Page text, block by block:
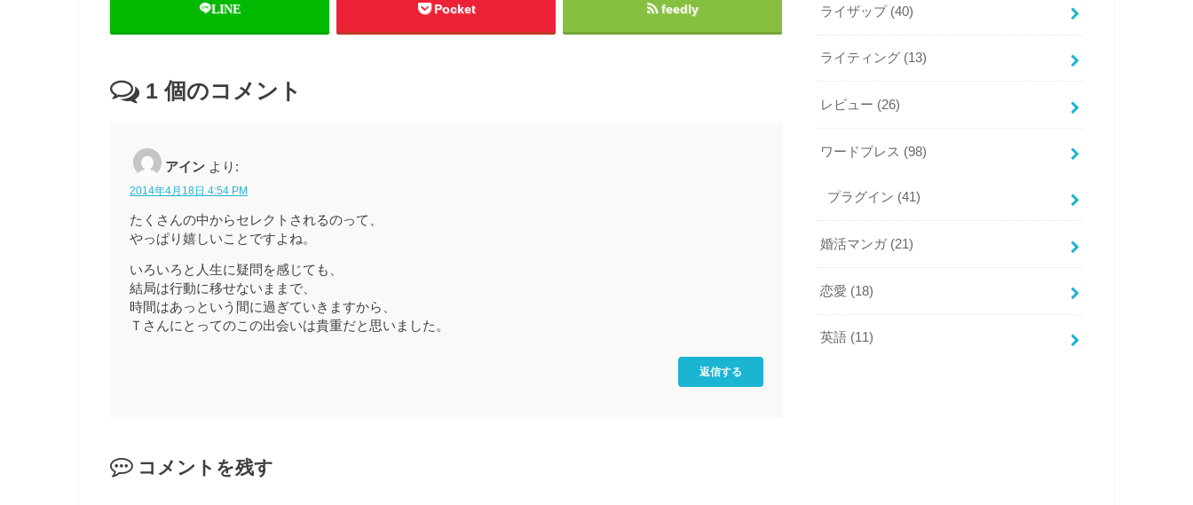
LINE Pocket feedly
1 個のコメント
アイン より:
2014年4月18日 4:54 PM
たくさんの中からセレクトされるのって、
やっぱり嬉しいことですよね。
いろいろと人生に疑問を感じても、
結局は行動に移せないままで、
時間はあっという間に過ぎていきますから、
Ｔさんにとってのこの出会いは貴重だと思いました。
返信する
コメントを残す
ライザップ (40)
ライティング (13)
レビュー (26)
ワードプレス (98)
プラグイン (41)
婚活マンガ (21)
恋愛 (18)
英語 (11)